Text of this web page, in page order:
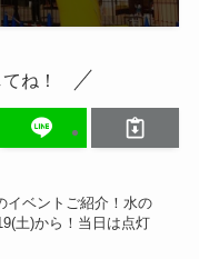
ね！
イベントご紹介！水の
土)から！当日は点灯